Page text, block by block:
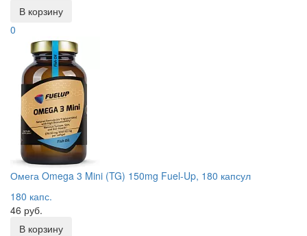
В корзину
0
Омега Omega 3 Mini (TG) 150mg Fuel-Up, 180 капсул
180 капс.
46 руб.
В корзину